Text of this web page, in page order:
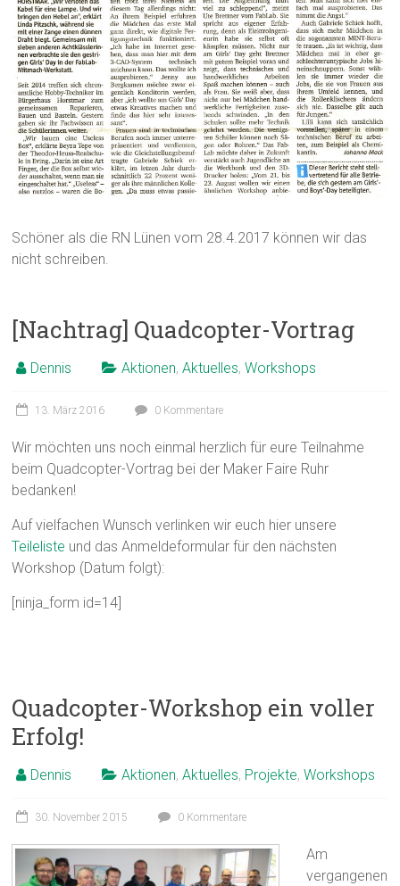
Schöner als die RN Lünen vom 28.4.2017 können wir das
nicht schreiben.
[Nachtrag] Quadcopter-Vortrag
Dennis Aktionen,Aktuelles,Workshops
13. März 2016 0 Kommentare
Wir möchten uns noch einmal herzlich für eure Teilnahme
beim Quadcopter-Vortrag bei der Maker Faire Ruhr
bedanken!
Auf vielfachen Wunsch verlinken wir euch hier unsere
Teileliste und das Anmeldeformular für den nächsten
Workshop (Datum folgt):
[ninja_form id=14]
Quadcopter-Workshop ein voller
Erfolg!
Dennis Aktionen,Aktuelles, Projekte,Workshops
30. November 2015 0 Kommentare
Am
vergangenen